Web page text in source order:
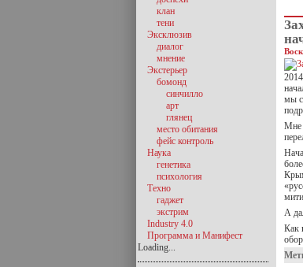
мы
Мне
А
Как
клан
тени
Эксклюзив
диалог
мнение
Экстерьер
бомонд
синчилло
арт
глянец
место обитания
фейс контроль
Наука
генетика
психология
Техно
гаджет
экстрим
Industry 4.0
Программа и Манифест
Loading...